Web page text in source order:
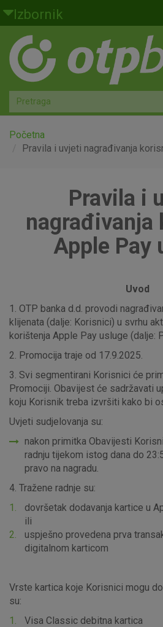
Skoči na glavni sadržaj
Izbornik
Građani
Privatno bankarstvo
Agro
Mala poduzeća i obrtnici
Početna
Pravila i uvjeti nagrađivanja
Pravila i
nagrađivanja
Apple Pay
Uvod
1. OTP banka d.d. provodi
klijenata (dalje: Korisnici) u svrhu
korištenja Apple Pay usluge (dalje:
2. Promocija traje od 17.9.2025.
3. Svi segmentirani Korisnici će
Promociji. Obavijest će sadržavati
koju Korisnik treba izvršiti kako bi
Uvjeti sudjelovanja su:
nakon primitka Obavijesti
radnju tijekom istog dana do
pravo na nagradu.
4. Tražene radnje su:
dovršetak dodavanja kartice u
ili
uspješno provedena prva
digitalnom karticom
Vrste kartica koje Korisnici mogu
su:
Visa Classic debitna kartica